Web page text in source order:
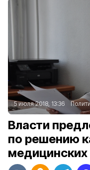
5 июля 2018, 13:36
Власти
по решению